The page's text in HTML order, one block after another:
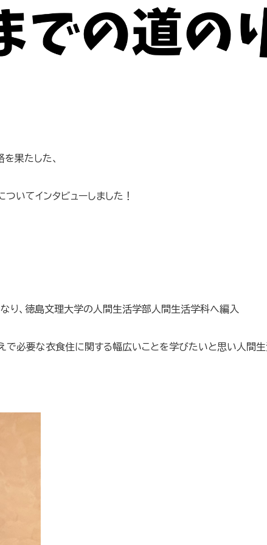
果たした、
いてインタビューしました！
り、徳島文理大学の人間生活学部人間生活学科へ編入
必要な衣食住に関する幅広いことを学びたいと思い人間生